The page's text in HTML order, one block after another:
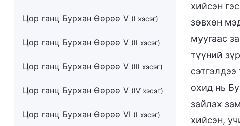
Цор ганц Бурхан Өөрөө V (I хэсэг)
Цор ганц Бурхан Өөрөө V (II хэсэг)
Цор ганц Бурхан Өөрөө V (III хэсэг)
Цор ганц Бурхан Өөрөө V (IV хэсэг)
Цор ганц Бурхан Өөрөө VI (I хэсэг)
хийсэн
зөвхөн
муугаас
түүний
охид нь
зайлах
хийсэн,